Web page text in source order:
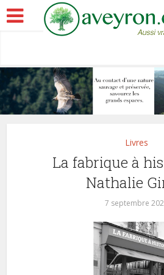
Livres
La fabrique à
Nathalie
7 septembre